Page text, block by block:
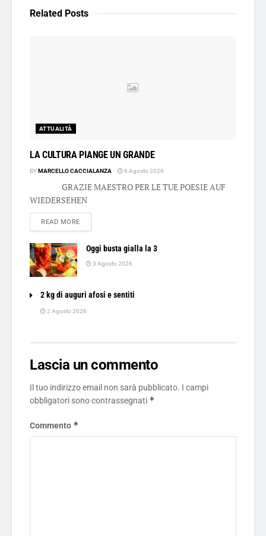
Related Posts
ATTUALITÀ
LA CULTURA PIANGE UN GRANDE
BYMARCELLO CACCIALANZA 6 Agosto 2026
GRAZIE MAESTRO PER LE TUE POESIE AUF
WIEDERSEHEN
READ MOREDETAILS
Oggi busta gialla la 3
3 Agosto 2026
2 kg di auguri afosi e sentiti
2 Agosto 2026
Lascia un commento
Il tuo indirizzo email non sarà pubblicato. I campi
obbligatori sono contrassegnati *
Commento *